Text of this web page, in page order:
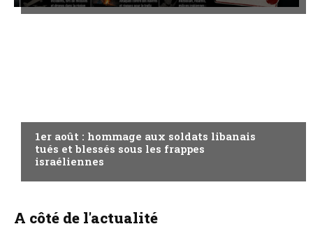
1er août : hommage aux soldats libanais
tués et blessés sous les frappes
israéliennes
A côté de l'actualité